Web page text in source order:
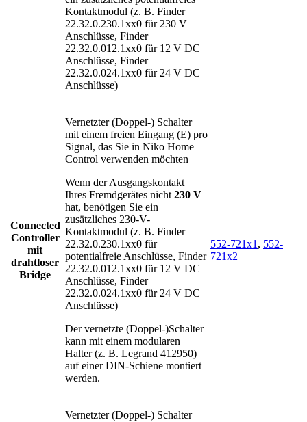
Kontaktmodul (z. B. Finder
22.32.0.230.1xx0 für 230 V
Anschlüsse, Finder
22.32.0.012.1xx0 für 12 V DC
Anschlüsse, Finder
22.32.0.024.1xx0 für 24 V DC
Anschlüsse)
Connected
Controller
mit
drahtloser
Bridge
Vernetzter (Doppel-) Schalter
mit einem freien Eingang (E) pro
Signal, das Sie in Niko Home
Control verwenden möchten
Wenn der Ausgangskontakt
Ihres Fremdgerätes nicht 230 V
hat, benötigen Sie ein
zusätzliches 230-V-
Kontaktmodul (z. B. Finder
22.32.0.230.1xx0 für
potentialfreie Anschlüsse, Finder
22.32.0.012.1xx0 für 12 V DC
Anschlüsse, Finder
22.32.0.024.1xx0 für 24 V DC
Anschlüsse)
Der vernetzte (Doppel-)Schalter
kann mit einem modularen
Halter (z. B. Legrand 412950)
auf einer DIN-Schiene montiert
werden.
552-721x1 , 552-
721x2
Vernetzter (Doppel-) Schalter